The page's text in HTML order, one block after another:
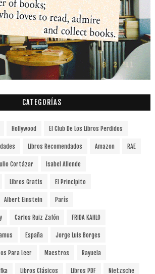
CATEGORÍAS
Hollywood El Club De Los Libros Perdidos
Libros Recomendados Amazon RAE
Cortázar Isabel Allende
Libros Gratis El Principito
Albert Einstein París
Carlos Ruiz Zafón FRIDA KAHLO
España Jorge Luis Borges
Para Leer Maestros Rayuela
Libros Clásicos Libros PDF Nietzsche